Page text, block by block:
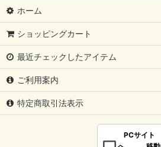
ホーム
ショッピングカート
最近チェックしたアイテム
ご利用案内
特定商取引法表示
PCサイト